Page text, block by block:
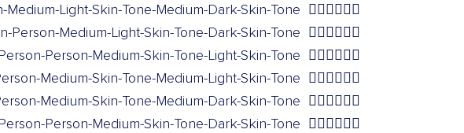
🧑🏼‍❤️‍💋‍🧑🏾
Medium-Light-Skin-Tone-Medium-Dark-Skin-Tone
🧑🏼‍❤️‍💋‍🧑🏿
Person-Medium-Light-Skin-Tone-Dark-Skin-Tone
🧑🏽‍❤️‍💋‍🧑🏻
Person-Medium-Skin-Tone-Light-Skin-Tone
🧑🏽‍❤️‍💋‍🧑🏼
Medium-Skin-Tone-Medium-Light-Skin-Tone
🧑🏽‍❤️‍💋‍🧑🏾
Medium-Skin-Tone-Medium-Dark-Skin-Tone
🧑🏽‍❤️‍💋‍🧑🏿
Person-Medium-Skin-Tone-Dark-Skin-Tone